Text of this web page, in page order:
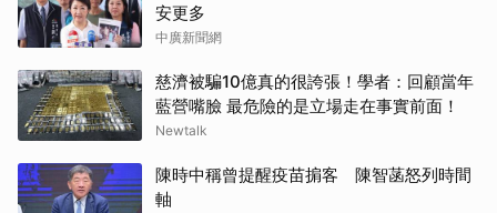
安更多
中廣新聞網
慈濟被騙10億真的很誇張！學者：回顧當年
藍營嘴臉 最危險的是立場走在事實前面！
Newtalk
陳時中稱曾提醒疫苗掮客 陳智菡怒列時間
軸